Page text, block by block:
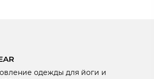
одежды для йоги и